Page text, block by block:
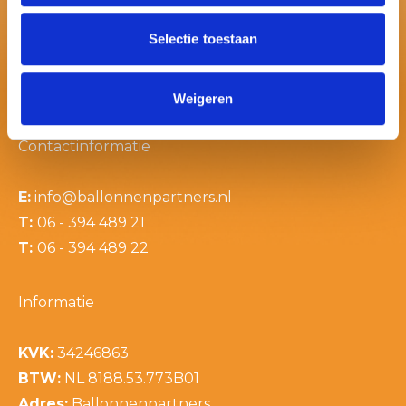
Selectie toestaan
Weigeren
Contactinformatie
E: info@ballonnenpartners.nl
T: 06 - 394 489 21
T: 06 - 394 489 22
Informatie
KVK: 34246863
BTW: NL 8188.53.773B01